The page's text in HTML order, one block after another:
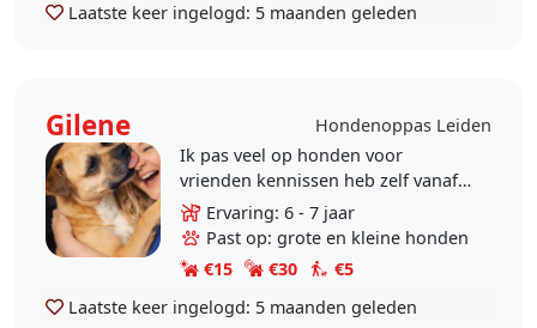
Laatste keer ingelogd: 5 maanden geleden
Gilene
Hondenoppas Leiden
Ik pas veel op honden voor
vrienden kennissen heb zelf vanaf
kind af aan altijd op honden
gepast. Bij de buren. Wandelen is
een van mijn hobby’s en..
Ervaring: 6 - 7 jaar
Past op: grote en kleine honden
€15
€30
€5
Laatste keer ingelogd: 5 maanden geleden